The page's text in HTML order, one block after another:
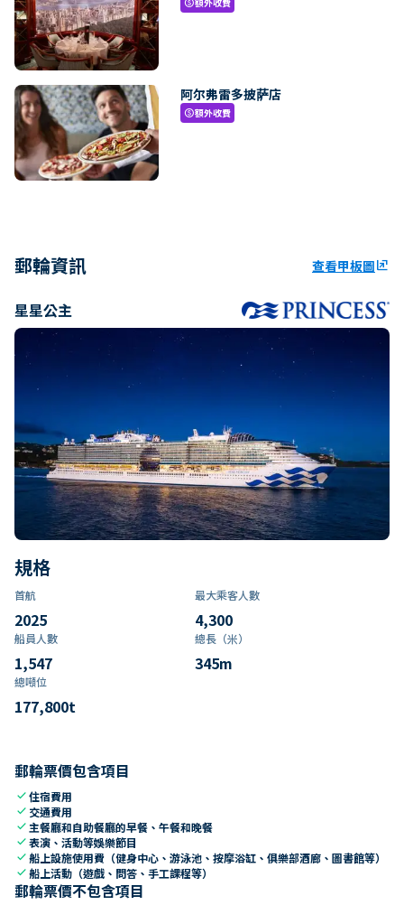
paid
阿尔弗雷多披萨店
paid額外收費
郵輪資訊 查看甲板圖ungroup
星星公主
規格
首航
2025
最大乘客人數
4,300
船員人數
1,547
總長（米）
345m
總噸位
177,800t
郵輪票價包含項目
check住宿費用
check 交通費用
check 主餐廳和自助餐廳的早餐、午餐和晚餐
check表演、活動等娛樂節目
check船上設施使用費（健身中心、游泳池、按摩浴缸、俱樂部酒廊、圖書館等）
check船上活動（遊戲、問答、手工課程等）
郵輪票價不包含項目